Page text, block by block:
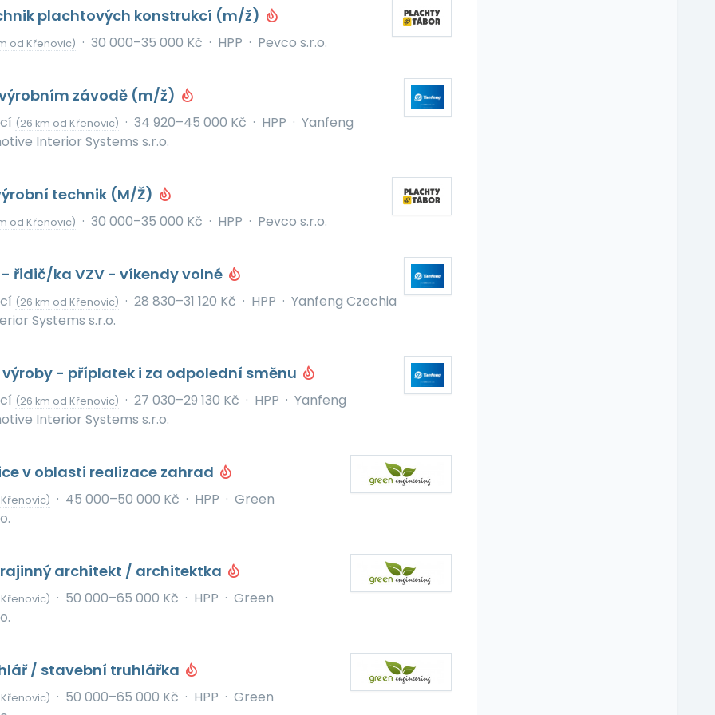
plachtových konstrukcí (m/ž)
od Křenovic) · 30 000–35 000 Kč · HPP · Pevco s.r.o.
závodě (m/ž)
(26 km od Křenovic) · 34 920–45 000 Kč · HPP · Yanfeng
Interior Systems s.r.o.
technik (M/Ž)
od Křenovic) · 30 000–35 000 Kč · HPP · Pevco s.r.o.
řidič/ka VZV - víkendy volné
(26 km od Křenovic) · 28 830–31 120 Kč · HPP · Yanfeng Czechia
Systems s.r.o.
- příplatek i za odpolední směnu
(26 km od Křenovic) · 27 030–29 130 Kč · HPP · Yanfeng
Interior Systems s.r.o.
v oblasti realizace zahrad
· 45 000–50 000 Kč · HPP · Green
architekt / architektka
· 50 000–65 000 Kč · HPP · Green
/ stavební truhlářka
· 50 000–65 000 Kč · HPP · Green